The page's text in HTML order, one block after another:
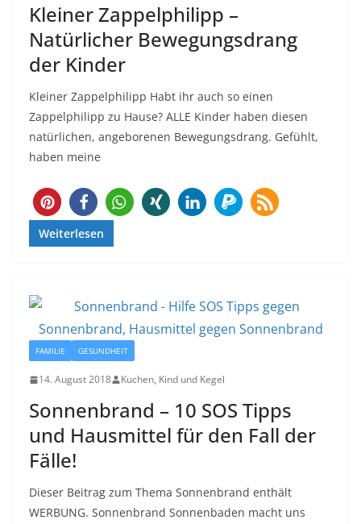
Kleiner Zappelphilipp –
Natürlicher Bewegungsdrang
der Kinder
Kleiner Zappelphilipp Habt ihr auch so einen
Zappelphilipp zu Hause? ALLE Kinder haben diesen
natürlichen, angeborenen Bewegungsdrang. Gefühlt,
haben meine
184
Weiterlesen
FAMILIE GESUNDHEIT
14. August 2018 Kuchen, Kind und Kegel
Sonnenbrand – 10 SOS Tipps
und Hausmittel für den Fall der
Fälle!
Dieser Beitrag zum Thema Sonnenbrand enthält
WERBUNG. Sonnenbrand Sonnenbaden macht uns